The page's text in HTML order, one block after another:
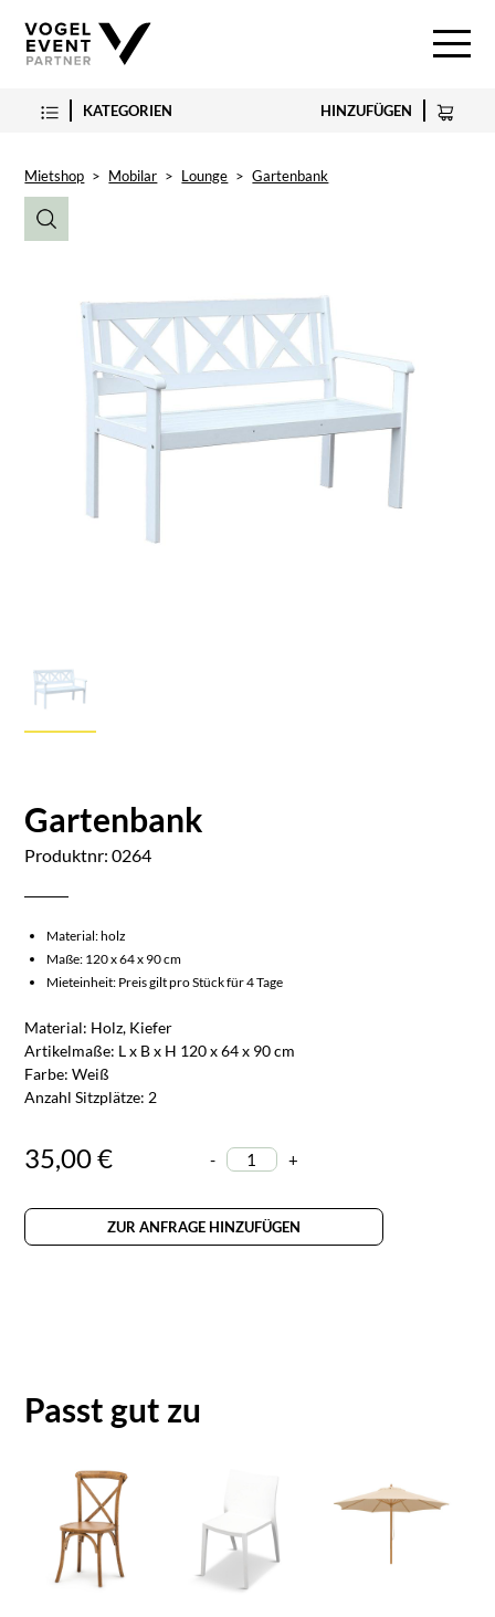
KATEGORIEN HINZUFÜGEN
Mietshop > Mobilar > Lounge > Gartenbank
Gartenbank
Produktnr: 0264
Material: holz
Maße: 120 x 64 x 90 cm
Mieteinheit: Preis gilt pro Stück für 4 Tage
Material: Holz, Kiefer
Artikelmaße: L x B x H 120 x 64 x 90 cm
Farbe: Weiß
Anzahl Sitzplätze: 2
35,00 € - +
ZUR ANFRAGE HINZUFÜGEN
Passt gut zu